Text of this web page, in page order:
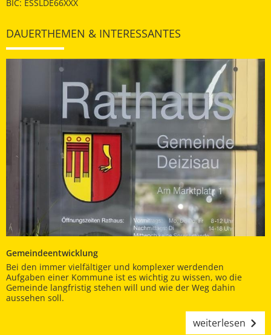
BIC: ESSLDE66XXX
DAUERTHEMEN & INTERESSANTES
Gemeindeentwicklung
Bei den immer vielfältiger und komplexer werdenden
Aufgaben einer Kommune ist es wichtig zu wissen, wo die
Gemeinde langfristig stehen will und wie der Weg dahin
aussehen soll.
weiterlesen